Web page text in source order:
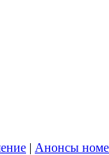
| Анонсы